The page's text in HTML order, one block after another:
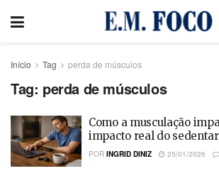
Início Tag perda de músculos
Tag: perda de músculos
Como a musculação
impacto real do
POR INGRID DINIZ 25/01/2026